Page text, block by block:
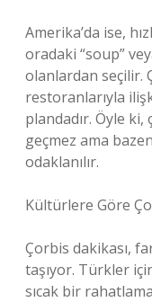
Amerika’da ise,
oradaki “soup”
olanlardan seçilir.
restoranlarıyla
plandadır. Öyle ki,
geçmez ama
odaklanılır.
Kültürlere Göre
Çorbis dakikası,
taşıyor. Türkler
sıcak bir